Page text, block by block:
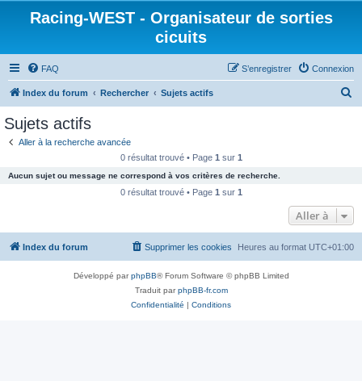
Racing-WEST - Organisateur de sorties
cicuits
FAQ Connexion
S’enregistrer
Index du forum Rechercher Sujets actifs
c
e
Sujets actifs
Aller à la recherche avancée
0 résultat trouvé • Page 1 sur 1
Aucun sujet ou message ne correspond à vos critères de recherche.
0 résultat trouvé • Page 1 sur 1
Aller à
Index du forum Heures au format UTC+01:00
Supprimer les cookies
Développé parphpBB® Forum Software © phpBB Limited
Traduit parphpBB-fr.com
Confidentialité | Conditions